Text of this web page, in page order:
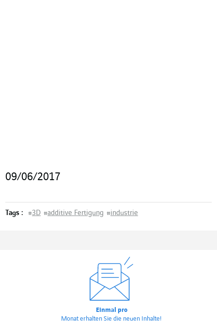
09/06/2017
Tags : #3D #additive Fertigung #industrie
Einmal pro
Monat erhalten Sie die neuen Inhalte!